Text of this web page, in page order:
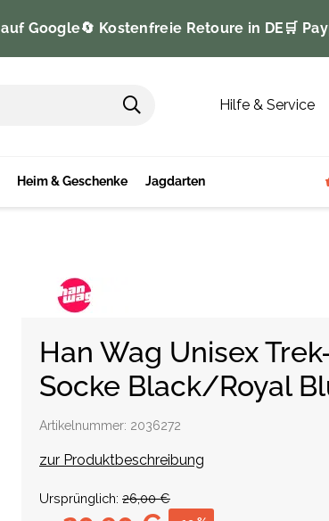
auf Google🔄 Kostenfreie Retoure in DE 🛒
Hilfe & Service
Heim & Geschenke Jagdarten
Han Wag Unisex
Socke Black/Royal
Artikelnummer: 2036272
zur Produktbeschreibung
Ursprünglich: 26,00 €